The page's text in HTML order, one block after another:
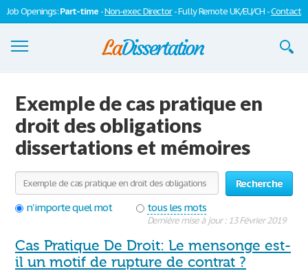
Job Openings:Part-time -Non-exec Director- Fully Remote UK/EU/CH -Contact
S'inscrire
Se connecter
Contactez-nous
Exemple de cas pratique en
droit des obligations
dissertations et mémoires
Recherche
n'importe quel mot
tous les mots
Dernière mise à jour : 13 Février 2019
Cas Pratique De Droit: Le mensonge est-
il un motif de rupture de contrat ?